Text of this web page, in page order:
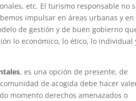
etc. El turismo responsable no
impulsar en áreas urbanas y en
de gestión y de buen gobierno
lo económico, lo ético, lo individual
, es una opción de presente, de
de acogida debe hacer
momento derechos amenazados o